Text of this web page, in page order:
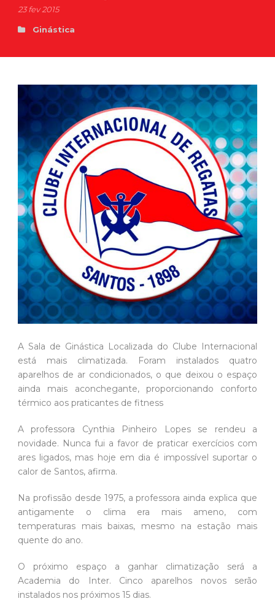
23 fev 2015
Ginástica
A Sala de Ginástica Localizada do Clube Internacional
está mais climatizada. Foram instalados quatro
aparelhos de ar condicionados, o que deixou o espaço
ainda mais aconchegante, proporcionando conforto
térmico aos praticantes de fitness
A professora Cynthia Pinheiro Lopes se rendeu a
novidade. Nunca fui a favor de praticar exercícios com
ares ligados, mas hoje em dia é impossível suportar o
calor de Santos, afirma.
Na profissão desde 1975, a professora ainda explica que
antigamente o clima era mais ameno, com
temperaturas mais baixas, mesmo na estação mais
quente do ano.
O próximo espaço a ganhar climatização será a
Academia do Inter. Cinco aparelhos novos serão
instalados nos próximos 15 dias.